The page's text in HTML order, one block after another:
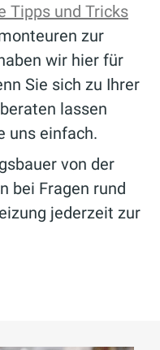
Tipps und Tricks
zur
wir hier für
Sie sich zu Ihrer
lassen
uns einfach.
von der
bei Fragen rund
jederzeit zur